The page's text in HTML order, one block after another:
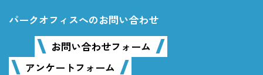
パークオフィスへのお問い合わせ
お問い合わせフォーム
アンケートフォーム